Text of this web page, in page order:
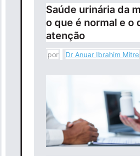
Saúde urinária da
o que é normal e o
atenção
por Dr Anuar Ibrahim Mitre